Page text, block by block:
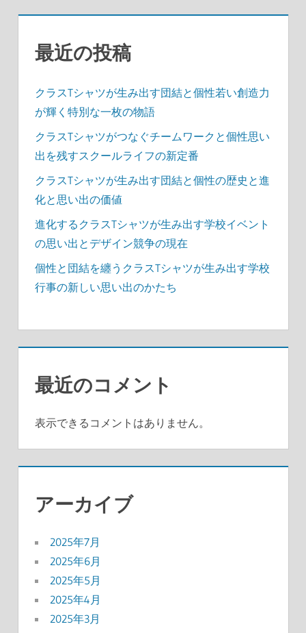
ョ
ン
最近の投稿
クラスTシャツが生み出す団結と個性若い創造力
が輝く特別な一枚の物語
クラスTシャツがつなぐチームワークと個性思い
出を残すスクールライフの新定番
クラスTシャツが生み出す団結と個性の歴史と進
化と思い出の価値
進化するクラスTシャツが生み出す学校イベント
の思い出とデザイン競争の現在
個性と団結を纏うクラスTシャツが生み出す学校
行事の新しい思い出のかたち
最近のコメント
表示できるコメントはありません。
アーカイブ
2025年7月
2025年6月
2025年5月
2025年4月
2025年3月